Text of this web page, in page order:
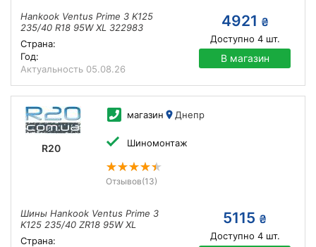
Hankook Ventus Prime 3 K125
235/40 R18 95W XL 322983
Страна:
Год:
Актуальность 05.08.26
4921 ₴
Доступно 4шт.
В магазин
R20
магазин Днепр
Шиномонтаж
Отзывов(13)
Шины Hankook Ventus Prime 3
K125 235/40 ZR18 95W XL
Страна:
5115 ₴
Доступно 4шт.